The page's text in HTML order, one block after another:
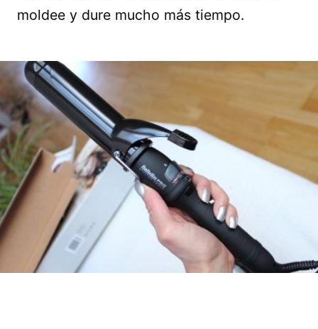
moldee y dure mucho más tiempo.